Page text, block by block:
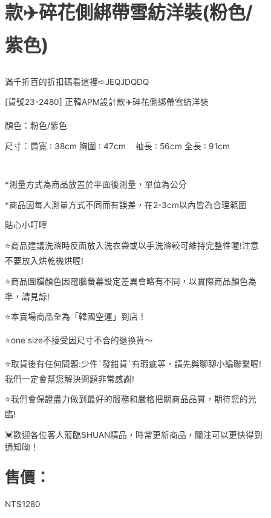
款✈️碎花側綁帶雪紡洋裝(粉色/
紫色)
滿千折百的折扣碼看這裡➪JEQJDQDQ
[貨號23-2480] 正韓APM設計款✈️碎花側綁帶雪紡洋裝
顏色：粉色/紫色
尺寸：肩寬 : 38cm 胸圍 : 47cm 袖長 : 56cm 全長 : 91cm
*測量方式為商品放置於平面後測量，單位為公分
*商品因每人測量方式不同而有誤差，在2-3cm以內皆為合理範圍
貼心小叮嚀
⭐️商品建議洗滌時反面放入洗衣袋或以手洗滌較可維持完整性喔!注意
不要放入烘乾機烘喔!
⭐️商品圖檔顏色因電腦螢幕設定差異會略有不同，以實際商品顏色為
準，請見諒!
⭐️本賣場商品全為「韓國空運」到店！
⭐️one size不接受因尺寸不合的退換貨～
⭐️取貨後有任何問題:少件`發錯貨`有瑕疵等，請先與聊聊小編聯繫喔!
我們一定會幫您解決問題非常感謝!
⭐️我們會保證盡力做到最好的服務和嚴格把關商品品質，期待您的光
臨!
💓歡迎各位客人蒞臨SHUAN精品，時常更新商品，關注可以更快得到
通知呦！
售價：
NT$1280